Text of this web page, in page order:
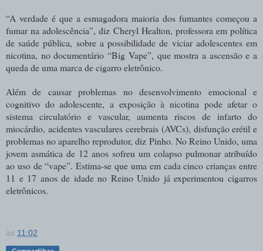
“A verdade é que a esmagadora maioria dos fumantes começou a
fumar na adolescência”, diz Cheryl Healton, professora em política
de saúde pública, sobre a possibilidade de viciar adolescentes em
nicotina, no documentário “Big Vape”, que mostra a ascensão e a
queda de uma marca de cigarro eletrônico.
Além de causar problemas no desenvolvimento emocional e
cognitivo do adolescente, a exposição à nicotina pode afetar o
sistema circulatório e vascular, aumenta riscos de infarto do
miocárdio, acidentes vasculares cerebrais (AVCs), disfunção erétil e
problemas no aparelho reprodutor, diz Pinho. No Reino Unido, uma
jovem asmática de 12 anos sofreu um colapso pulmonar atribuído
ao uso de “vape”. Estima-se que uma em cada cinco crianças entre
11 e 17 anos de idade no Reino Unido já experimentou cigarros
eletrônicos.
às 11:02